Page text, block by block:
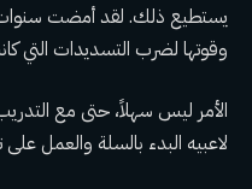
يستطيع ذلك. لقد أمضت سنوات
وقوتها لضرب التسديدات التي
الأمر ليس سهلاً، حتى مع
لاعبيه البدء بالسلة والعمل